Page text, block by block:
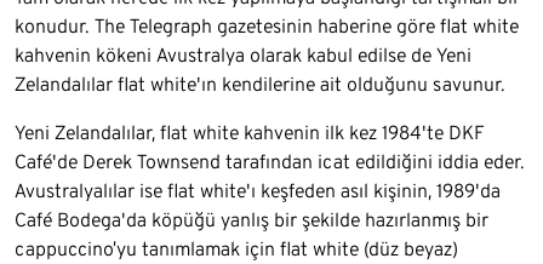
konudur. The Telegraph gazetesinin haberine göre flat white
kahvenin kökeni Avustralya olarak kabul edilse de Yeni
Zelandalılar flat white'ın kendilerine ait olduğunu savunur.
Yeni Zelandalılar, flat white kahvenin ilk kez 1984'te DKF
Café'de Derek Townsend tarafından icat edildiğini iddia eder.
Avustralyalılar ise flat white'ı keşfeden asıl kişinin, 1989'da
Café Bodega'da köpüğü yanlış bir şekilde hazırlanmış bir
cappuccino’yu tanımlamak için flat white (düz beyaz)